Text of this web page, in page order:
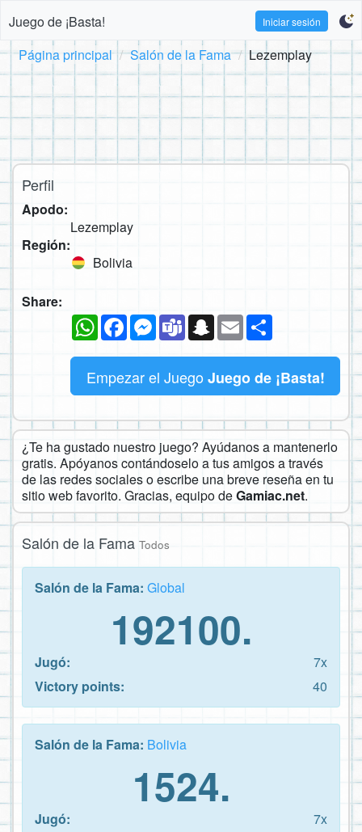
Juego de ¡Basta! Iniciar sesión
Página principal Salón de la Fama Lezemplay
Perfil
Apodo:
Lezemplay
Región:
Bolivia
Share:
WhatsAppFacebookMessenger
TeamsSnapchat
Email
Empezar el Juego Juego de ¡Basta!
¿Te ha gustado nuestro juego? Ayúdanos a mantenerlo
gratis. Apóyanos contándoselo a tus amigos a través
de las redes sociales o escribe una breve reseña en tu
sitio web favorito. Gracias, equipo deGamiac.net.
Salón de la Fama Todos
Salón de la Fama: Global
192100.
Jugó:
7x
Victory points:
40
Salón de la Fama: Bolivia
1524.
Jugó:
7x